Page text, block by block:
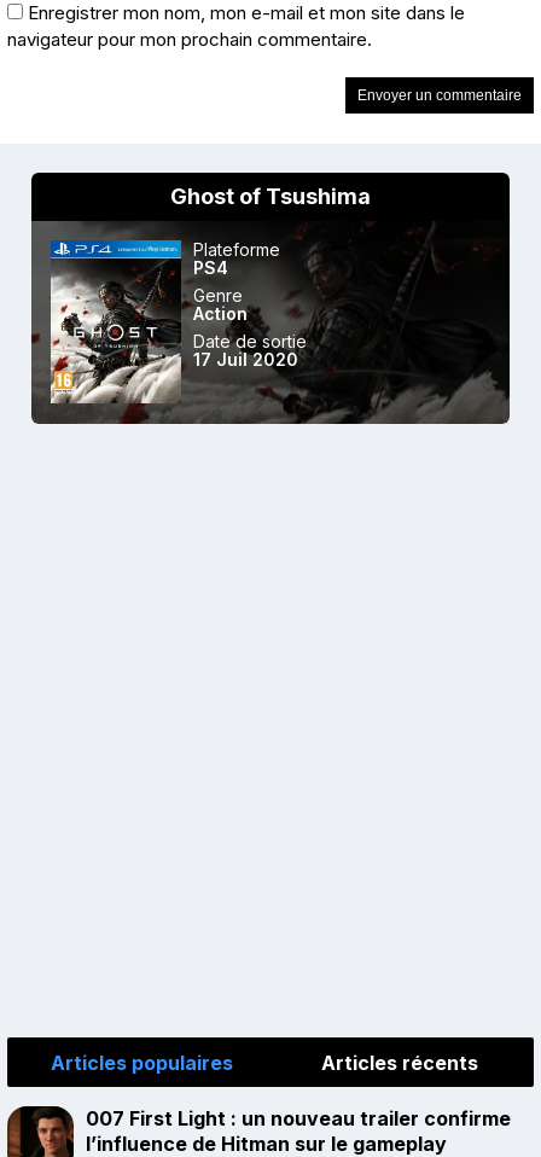
Enregistrer mon nom, mon e-mail et mon site dans le
navigateur pour mon prochain commentaire.
Ghost of Tsushima
Plateforme
PS4
Genre
Action
Date de sortie
17 Juil 2020
Articles populaires Articles récents
007 First Light : un nouveau trailer confirme
l’influence de Hitman sur le gameplay